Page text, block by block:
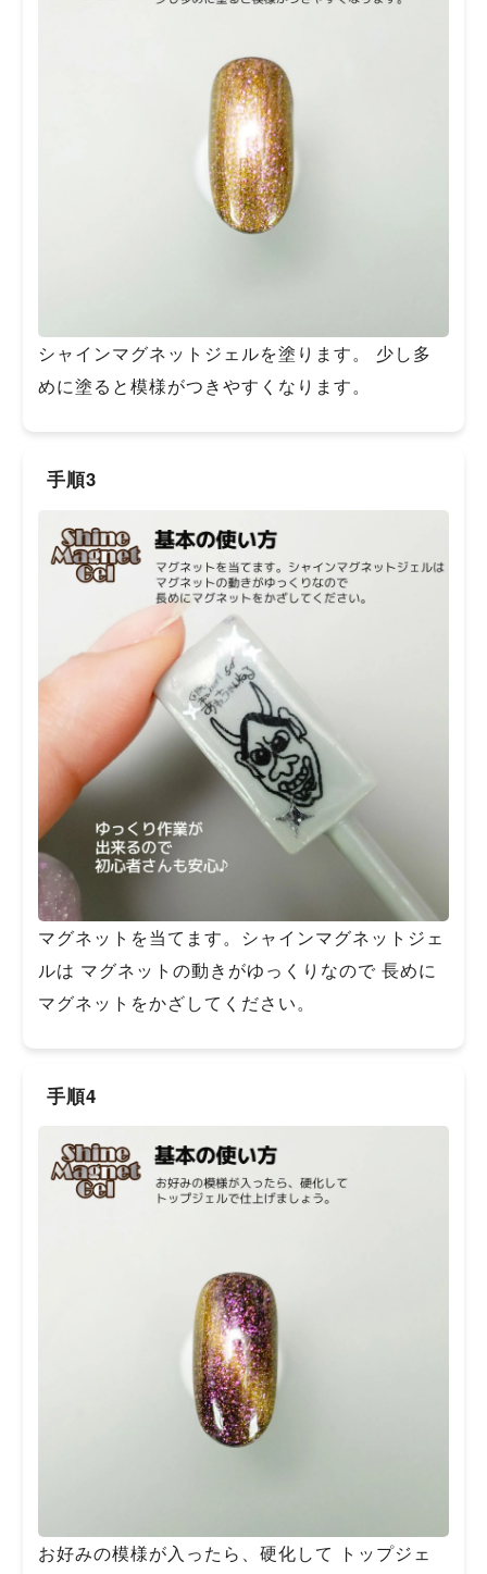
シャインマグネットジェルを塗ります。 少し多
めに塗ると模様がつきやすくなります。
手順3
マグネットを当てます。シャインマグネットジェ
ルは マグネットの動きがゆっくりなので 長めに
マグネットをかざしてください。
手順4
お好みの模様が入ったら、硬化して トップジェ